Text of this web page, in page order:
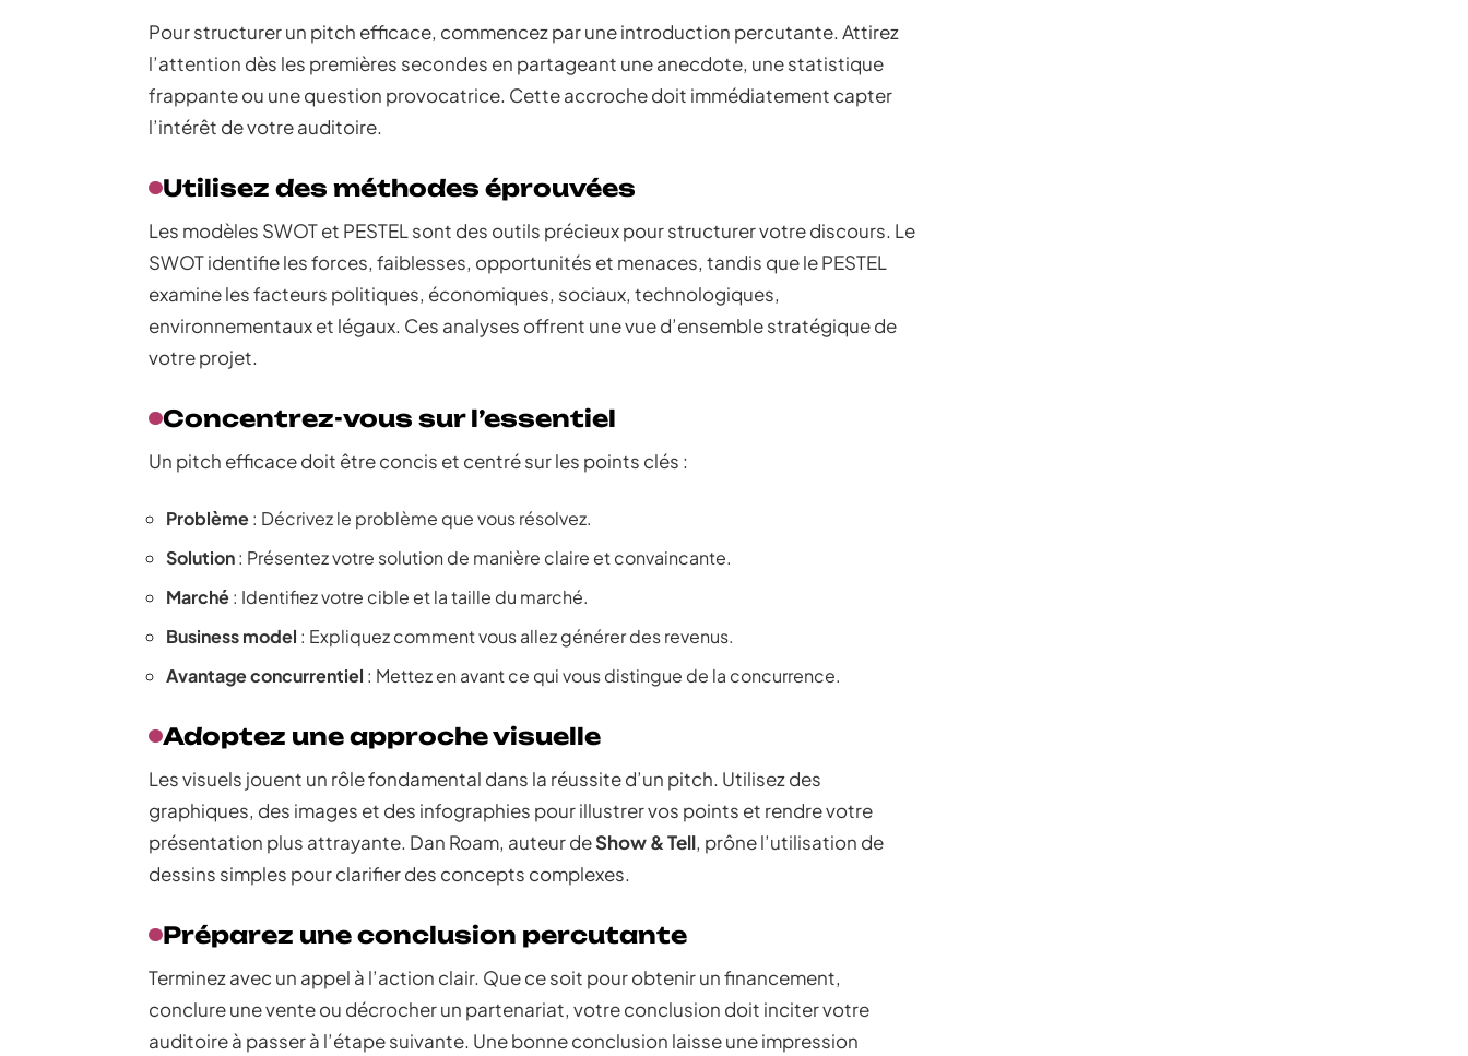
Pour structurer un pitch efficace, commencez par une introduction percutante. Attirez
l’attention dès les premières secondes en partageant une anecdote, une statistique
frappante ou une question provocatrice. Cette accroche doit immédiatement capter
l’intérêt de votre auditoire.
Utilisez des méthodes éprouvées
Les modèles SWOT et PESTEL sont des outils précieux pour structurer votre discours. Le
SWOT identifie les forces, faiblesses, opportunités et menaces, tandis que le PESTEL
examine les facteurs politiques, économiques, sociaux, technologiques,
environnementaux et légaux. Ces analyses offrent une vue d’ensemble stratégique de
votre projet.
Concentrez-vous sur l’essentiel
Un pitch efficace doit être concis et centré sur les points clés :
Problème: Décrivez le problème que vous résolvez.
Solution: Présentez votre solution de manière claire et convaincante.
Marché: Identifiez votre cible et la taille du marché.
Business model : Expliquez comment vous allez générer des revenus.
Avantage concurrentiel : Mettez en avant ce qui vous distingue de la concurrence.
Adoptez une approche visuelle
Les visuels jouent un rôle fondamental dans la réussite d’un pitch. Utilisez des
graphiques, des images et des infographies pour illustrer vos points et rendre votre
présentation plus attrayante. Dan Roam, auteur deShow & Tell, prône l’utilisation de
dessins simples pour clarifier des concepts complexes.
Préparez une conclusion percutante
Terminez avec un appel à l’action clair. Que ce soit pour obtenir un financement,
conclure une vente ou décrocher un partenariat, votre conclusion doit inciter votre
auditoire à passer à l’étape suivante. Une bonne conclusion laisse une impression